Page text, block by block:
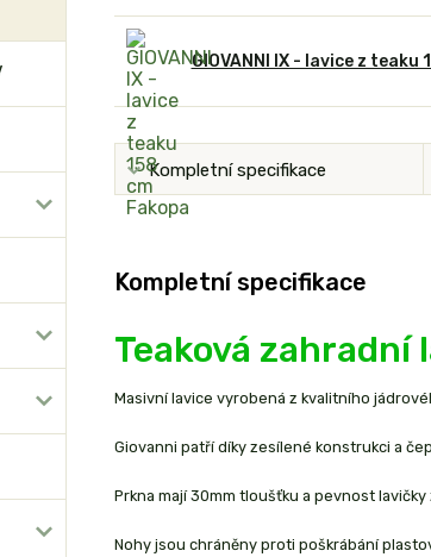
GIOVANNI IX - lavice z teaku
Kompletní specifikace
Kompletní specifikace
Teaková zahradní
Masivní lavice vyrobená z kvalitního
Giovanni patří díky zesílené konstrukci a
Prkna mají 30mm tloušťku a pevnost
Nohy jsou chráněny proti poškrábání